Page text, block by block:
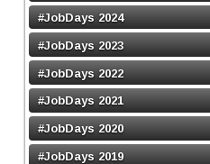
#JobDays 2024
#JobDays 2023
#JobDays 2022
#JobDays 2021
#JobDays 2020
#JobDays 2019